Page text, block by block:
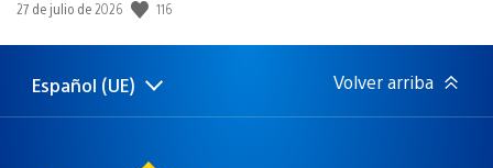
Fecha
publicación:
27 de julio de 2026 116
Selecciona
Región
Español (UE) Volver arriba